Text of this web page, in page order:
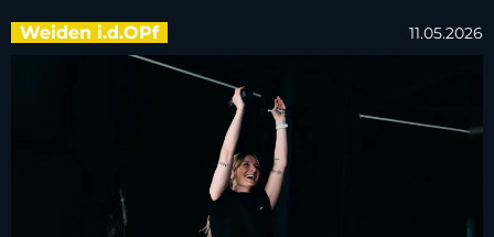
Weiden i.d.OPf 11.05.2026